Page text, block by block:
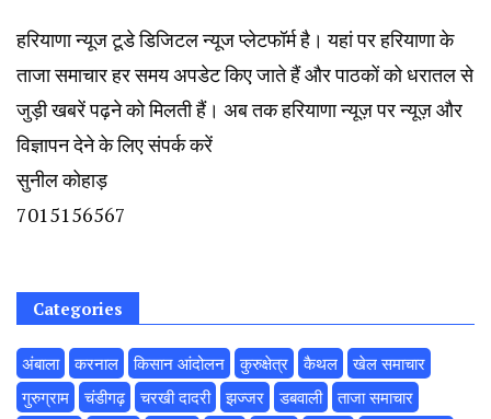
हरियाणा न्यूज टूडे डिजिटल न्यूज प्लेटफॉर्म है। यहां पर हरियाणा के
ताजा समाचार हर समय अपडेट किए जाते हैं और पाठकों को धरातल से
जुड़ी खबरें पढ़ने को मिलती हैं। अब तक हरियाणा न्यूज़ पर न्यूज़ और
विज्ञापन देने के लिए संपर्क करें
सुनील कोहाड़
7015156567
Categories
अंबाला करनाल किसान आंदोलन कुरुक्षेत्र कैथल
खेल समाचार
गुरुग्राम
चंडीगढ़ चरखी दादरी झज्जर डबवाली
ताजा समाचार